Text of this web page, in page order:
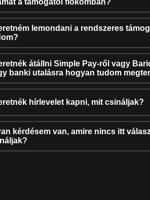
a támogatói fiókomban?
lemondani a rendszeres
átállni Simple Pay-ről vagy
banki utalásra hogyan tudom
hírlevelet kapni, mit csináljak?
kérdésem van, amire nincs itt